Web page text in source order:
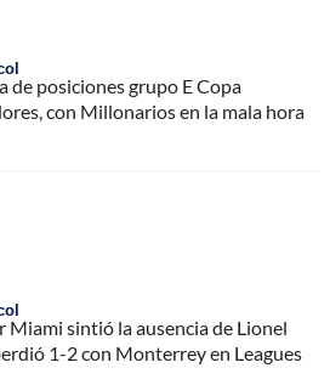
de posiciones grupo E Copa
con Millonarios en la mala hora
Miami sintió la ausencia de Lionel
1-2 con Monterrey en Leagues